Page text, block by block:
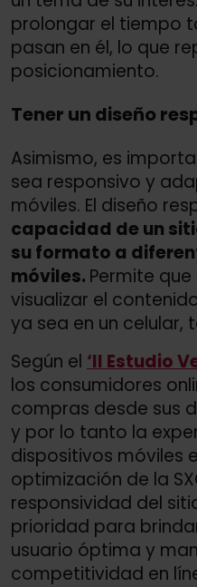
prolongar el tiempo
pasan en él, lo que
posicionamiento.
Tener un diseño
Asimismo, es
sea responsivo y
móviles. El diseño
capacidad de un
su formato a
móviles. Permite
visualizar el
ya sea en un
Según el ‘II Estudio
los consumidores
compras desde sus
y por lo tanto la
dispositivos móviles
optimización de la
responsividad del
prioridad para
usuario óptima y
competitividad en